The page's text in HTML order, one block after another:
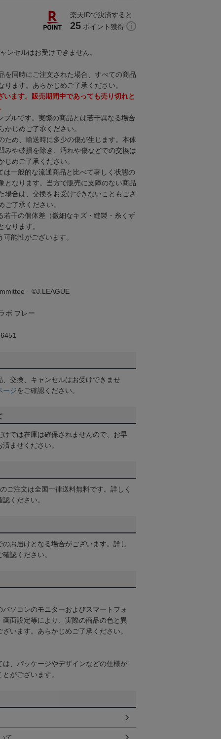
楽天IDで決済すると
25 ポイント獲得
ンセルはお受けできません。
同時にご注文された場合、すべての商品
ります。あらかじめご了承ください。
ます。販売期間中であっても売り切れと
ルです。実際の商品とは若干異なる場合
かじめご了承ください。
め、輸送時に多少の傷が生じます。本体
みや破損を除き、汚れや傷などでの交換は
じめご了承ください。
一般的な流通商品と比べて著しく状態の
となります。当方で販売に支障のない商品
場合は、交換をお受けできないこともござ
ご了承ください。
干の個体差（微細なキズ・縫製・糸くず
なります。
能性がございます。
©J.LEAGUE
ボ プレー
交換、キャンセルはお受けできませ
ージをご確認ください。
けでは在庫は確保されませんので、お早
ませください。
ご注文は全国一律送料無料です。詳しく
認ください。
お届けとなる場合がございます。詳し
確認ください。
ソコンのモニターおよびスマートフォ
画面設定等により、実際の商品の色と異
います。あらかじめご了承ください。
は、パッケージやデザインなどの仕様が
がございます。